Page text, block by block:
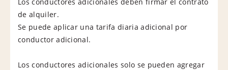
de alquiler.
Se puede aplicar una tarifa diaria adicional por
conductor adicional.
Los conductores adicionales solo se pueden agregar